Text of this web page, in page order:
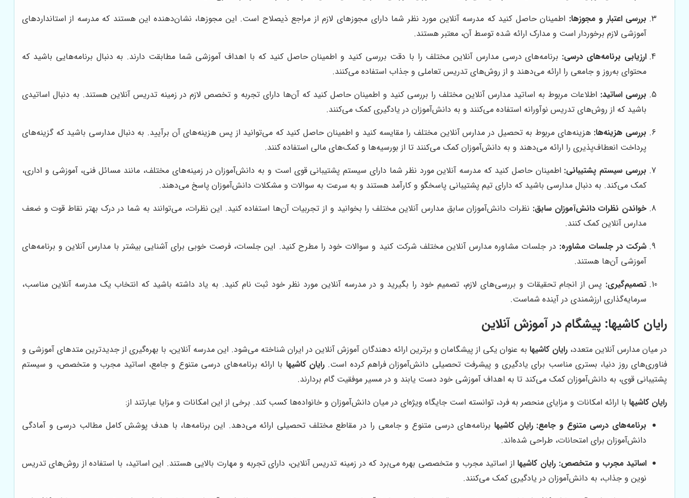
بررسی اعتبار و مجوزها: اطمینان حاصل کنید که مدرسه آنلاین مورد نظر شما دارای مجوزهای لازم از مراجع ذیصلاح است. این مجوزها، نشان‌دهنده این هستند که مدرسه از استانداردهای
آموزشی لازم برخوردار است و مدارک ارائه شده توسط آن، معتبر هستند.
ارزیابی برنامه‌های درسی: برنامه‌های درسی مدارس آنلاین مختلف را با دقت بررسی کنید و اطمینان حاصل کنید که با اهداف آموزشی شما مطابقت دارند. به دنبال برنامه‌هایی باشید که
محتوای به‌روز و جامعی را ارائه می‌دهند و از روش‌های تدریس تعاملی و جذاب استفاده می‌کنند.
بررسی اساتید: اطلاعات مربوط به اساتید مدارس آنلاین مختلف را بررسی کنید و اطمینان حاصل کنید که آن‌ها دارای تجربه و تخصص لازم در زمینه تدریس آنلاین هستند. به دنبال اساتیدی
باشید که از روش‌های تدریس نوآورانه استفاده می‌کنند و به دانش‌آموزان در یادگیری کمک می‌کنند.
بررسی هزینه‌ها: هزینه‌های مربوط به تحصیل در مدارس آنلاین مختلف را مقایسه کنید و اطمینان حاصل کنید که می‌توانید از پس هزینه‌های آن برآیید. به دنبال مدارسی باشید که گزینه‌های
پرداخت انعطاف‌پذیری را ارائه می‌دهند و به دانش‌آموزان کمک می‌کنند تا از بورسیه‌ها و کمک‌های مالی استفاده کنند.
بررسی سیستم پشتیبانی: اطمینان حاصل کنید که مدرسه آنلاین مورد نظر شما دارای سیستم پشتیبانی قوی است و به دانش‌آموزان در زمینه‌های مختلف، مانند مسائل فنی، آموزشی و اداری،
کمک می‌کند. به دنبال مدارسی باشید که دارای تیم پشتیبانی پاسخگو و کارآمد هستند و به سرعت به سوالات و مشکلات دانش‌آموزان پاسخ می‌دهند.
خواندن نظرات دانش‌آموزان سابق: نظرات دانش‌آموزان سابق مدارس آنلاین مختلف را بخوانید و از تجربیات آن‌ها استفاده کنید. این نظرات، می‌توانند به شما در درک بهتر نقاط قوت و ضعف
مدارس آنلاین کمک کنند.
شرکت در جلسات مشاوره: در جلسات مشاوره مدارس آنلاین مختلف شرکت کنید و سوالات خود را مطرح کنید. این جلسات، فرصت خوبی برای آشنایی بیشتر با مدارس آنلاین و برنامه‌های
آموزشی آن‌ها هستند.
تصمیم‌گیری: پس از انجام تحقیقات و بررسی‌های لازم، تصمیم خود را بگیرید و در مدرسه آنلاین مورد نظر خود ثبت نام کنید. به یاد داشته باشید که انتخاب یک مدرسه آنلاین مناسب،
سرمایه‌گذاری ارزشمندی در آینده شماست.
رایان کاشیها: پیشگام در آموزش آنلاین
در میان مدارس آنلاین متعدد،رایان کاشیها به عنوان یکی از پیشگامان و برترین ارائه دهندگان آموزش آنلاین در ایران شناخته می‌شود. این مدرسه آنلاین، با بهره‌گیری از جدیدترین متدهای آموزشی و
فناوری‌های روز دنیا، بستری مناسب برای یادگیری و پیشرفت تحصیلی دانش‌آموزان فراهم کرده است. رایان کاشیها با ارائه برنامه‌های درسی متنوع و جامع، اساتید مجرب و متخصص، و سیستم
پشتیبانی قوی، به دانش‌آموزان کمک می‌کند تا به اهداف آموزشی خود دست یابند و در مسیر موفقیت گام بردارند.
رایان کاشیهابا ارائه امکانات و مزایای منحصر به فرد، توانسته است جایگاه ویژه‌ای در میان دانش‌آموزان و خانواده‌ها کسب کند. برخی از این امکانات و مزایا عبارتند از:
برنامه‌های درسی متنوع و جامع: رایان کاشیها برنامه‌های درسی متنوع و جامعی را در مقاطع مختلف تحصیلی ارائه می‌دهد. این برنامه‌ها، با هدف پوشش کامل مطالب درسی و آمادگی
دانش‌آموزان برای امتحانات، طراحی شده‌اند.
اساتید مجرب و متخصص: رایان کاشیهااز اساتید مجرب و متخصصی بهره می‌برد که در زمینه تدریس آنلاین، دارای تجربه و مهارت بالایی هستند. این اساتید، با استفاده از روش‌های تدریس
نوین و جذاب، به دانش‌آموزان در یادگیری کمک می‌کنند.